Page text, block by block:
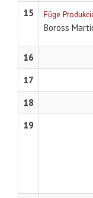
15 Füge
Boross
16
17
18
19